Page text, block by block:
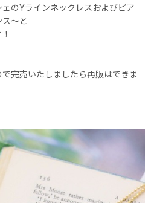
のYラインネックレスおよびピア
〜と
完売いたしましたら再販はできま